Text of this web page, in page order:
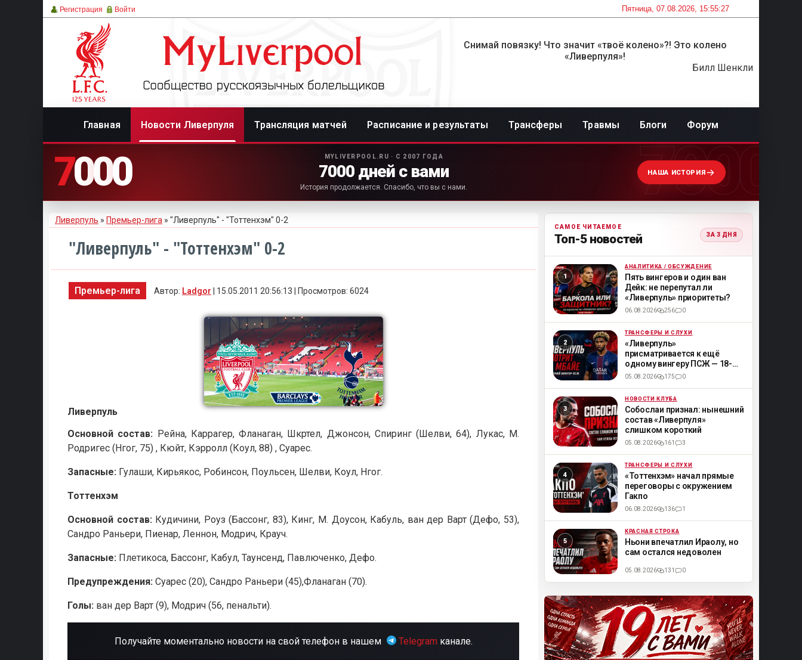
Пятница, 07.08.2026, 15:55:27
Регистрация Войти
Снимай повязку! Что значит «твоё колено»?! Это колено
«Ливерпуля»!
Билл Шенкли
Главная Новости Ливерпуля Трансляция матчей Расписание и результаты Трансферы Травмы Блоги Форум
7000
7000 MYLIVERPOOL.RU · С 2007 ГОДА
7000 дней с вами
История продолжается. Спасибо, что вы с нами.
НАША ИСТОРИЯ
Ливерпуль » Премьер-лига » "Ливерпуль" - "Тоттенхэм" 0-2
"Ливерпуль" - "Тоттенхэм" 0-2
Премьер-лига Автор: Ladgor | 15.05.2011 20:56:13 | Просмотров: 6024
Ливерпуль
Основной состав: Рейна, Каррагер, Фланаган, Шкртел, Джонсон, Спиринг (Шелви, 64), Лукас, М.
Родригес (Нгог, 75) , Кюйт, Кэрролл (Коул, 88) , Суарес.
Запасные: Гулаши, Кирьякос, Робинсон, Поульсен, Шелви, Коул, Нгог.
Тоттенхэм
Основной состав:Кудичини, Роуз (Бассонг, 83), Кинг, М. Доусон, Кабуль, ван дер Варт (Дефо, 53),
Сандро Раньери, Пиенар, Леннон, Модрич, Крауч.
Запасные: Плетикоса, Бассонг, Кабул, Таунсенд, Павлюченко, Дефо.
Предупреждения: Суарес (20), Сандро Раньери (45),Фланаган (70).
Голы: ван дер Варт (9), Модрич (56, пенальти).
Получайте моментально новости на свой телефон в нашем Telegramканале.
САМОЕ ЧИТАЕМОЕ
Топ-5 новостей ЗА 3 ДНЯ
ML АНАЛИТИКА / ОБСУЖДЕНИЕ
Пять вингеров и один ван
Дейк: не перепутал ли
«Ливерпуль» приоритеты?
06.08.2026 256 0
ML ТРАНСФЕРЫ И СЛУХИ
«Ливерпуль»
присматривается к ещё
одному вингеру ПСЖ — 18-
летнему Мбайе
05.08.2026 175 0
ML НОВОСТИ КЛУБА
Собослаи признал: нынешний
состав «Ливерпуля»
слишком короткий
05.08.2026 161 3
ML ТРАНСФЕРЫ И СЛУХИ
«Тоттенхэм» начал прямые
переговоры с окружением
Гакпо
06.08.2026 136 1
ML КРАСНАЯ СТРОКА
Ньони впечатлил Ираолу, но
сам остался недоволен
05.08.2026 131 0